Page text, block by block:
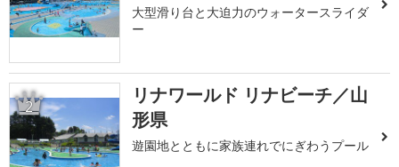
大型滑り台と大迫力のウォータースライダ
ー
2
リナワールド リナビーチ／山
形県
遊園地とともに家族連れでにぎわうプール